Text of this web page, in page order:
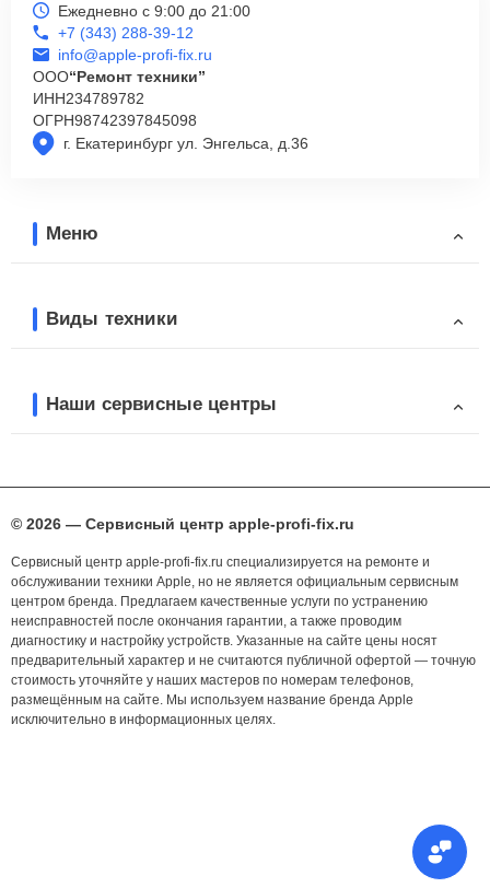
г. Екатеринбург ул. Энгельса, д.36
Ежедневно с 9:00 до 21:00
+7 (343) 288-39-12
info@apple-profi-fix.ru
ООО“Ремонт техники”
ИНН234789782
ОГРН98742397845098
Меню
Виды техники
Наши сервисные центры
© 2026 — Сервисный центр apple-profi-fix.ru
Сервисный центр apple-profi-fix.ru специализируется на ремонте и
обслуживании техники Apple, но не является официальным сервисным
центром бренда. Предлагаем качественные услуги по устранению
неисправностей после окончания гарантии, а также проводим
диагностику и настройку устройств. Указанные на сайте цены носят
предварительный характер и не считаются публичной офертой — точную
стоимость уточняйте у наших мастеров по номерам телефонов,
размещённым на сайте. Мы используем название бренда Apple
исключительно в информационных целях.